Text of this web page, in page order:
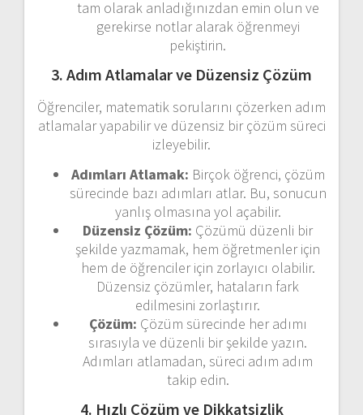
tam olarak anladığınızdan emin olun ve
gerekirse notlar alarak öğrenmeyi
pekiştirin.
3. Adım Atlamalar ve Düzensiz Çözüm
Öğrenciler, matematik sorularını çözerken adım
atlamalar yapabilir ve düzensiz bir çözüm süreci
izleyebilir.
Adımları Atlamak: Birçok öğrenci, çözüm
sürecinde bazı adımları atlar. Bu, sonucun
yanlış olmasına yol açabilir.
Düzensiz Çözüm: Çözümü düzenli bir
şekilde yazmamak, hem öğretmenler için
hem de öğrenciler için zorlayıcı olabilir.
Düzensiz çözümler, hataların fark
edilmesini zorlaştırır.
Çözüm: Çözüm sürecinde her adımı
sırasıyla ve düzenli bir şekilde yazın.
Adımları atlamadan, süreci adım adım
takip edin.
4. Hızlı Çözüm ve Dikkatsizlik